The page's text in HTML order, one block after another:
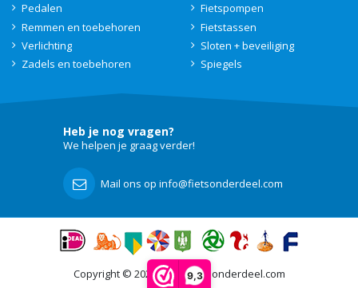
9,3
Pedalen
Remmen en toebehoren
Verlichting
Zadels en toebehoren
Fietspompen
Fietstassen
Sloten + beveiliging
Spiegels
Heb je nog vragen?
We helpen je graag verder!
Mail ons op info@fietsonderdeel.com
Copyright © 2021 - 2026 Fietsonderdeel.com